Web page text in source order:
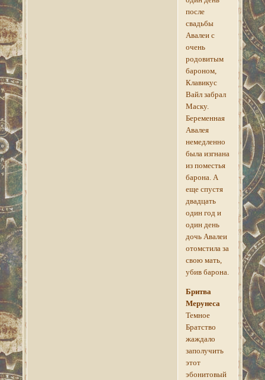
после
свадьбы
Авалеи с
очень
родовитым
бароном,
Клавикус
Вайл забрал
Маску.
Беременная
Авалея
немедленно
была изгнана
из поместья
барона. А
еще спустя
двадцать
один год и
один день
дочь Авалеи
отомстила за
свою мать,
убив барона.
Бритва
Мерунеса
Темное
Братство
жаждало
заполучить
этот
эбонитовый